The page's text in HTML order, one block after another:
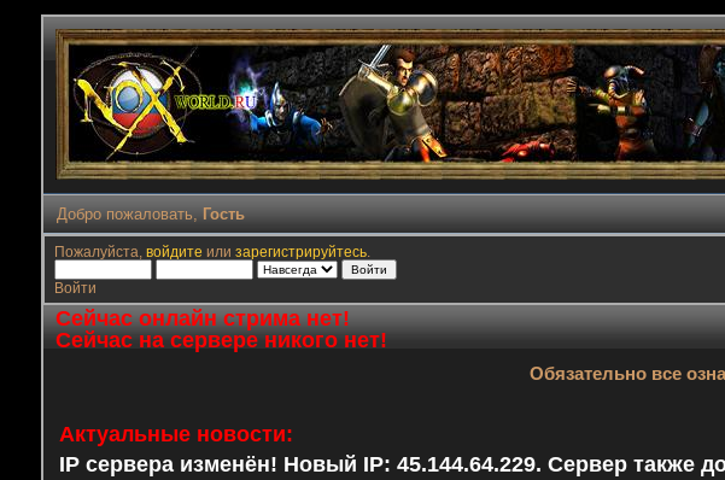
Добро пожаловать, Гость
Пожалуйста, войдите или зарегистрируйтесь.
Войти
Сейчас онлайн стрима нет!
Сейчас на сервере никого нет!
Обязательно все
Актуальные новости:
IP сервера изменён! Новый IP: 45.144.64.229. Сервер также